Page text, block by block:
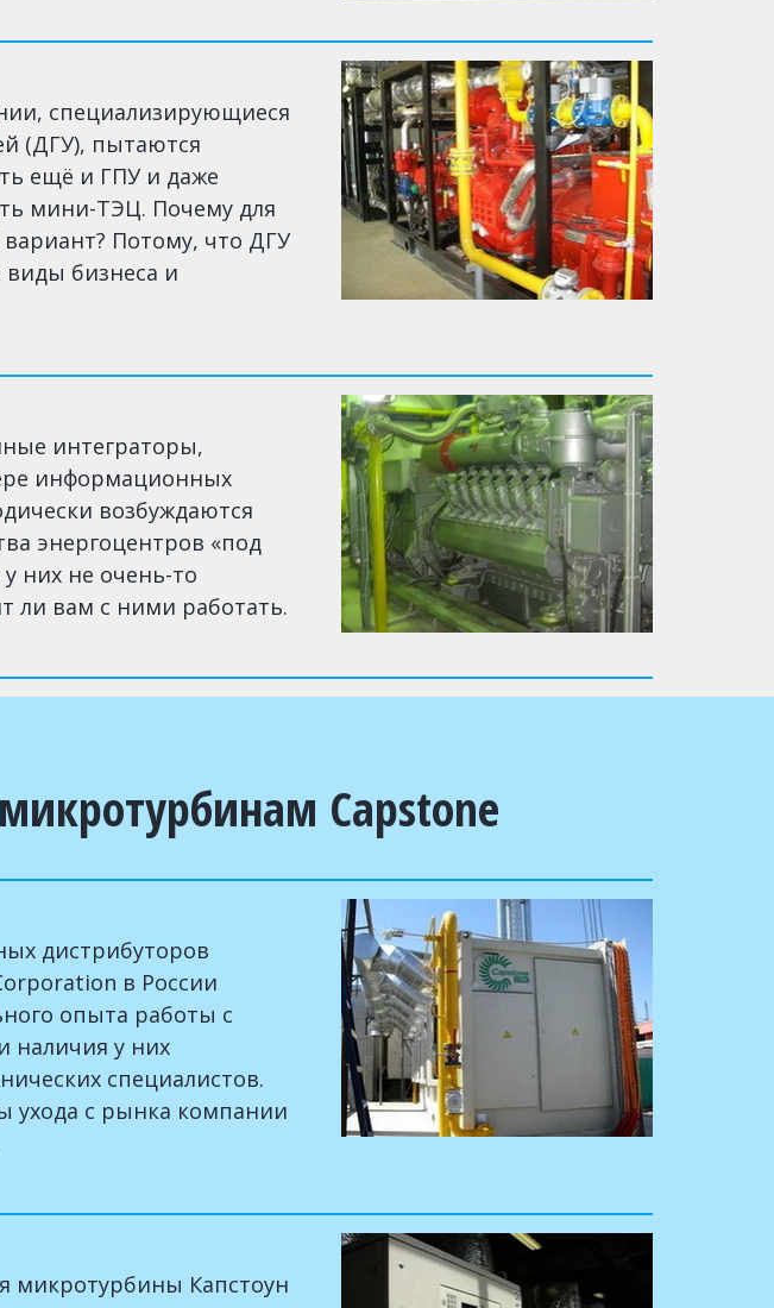
специализирующиеся
(ДГУ), пытаются
ещё и ГПУ и даже
мини-ТЭЦ. Почему для
Потому, что ДГУ
виды бизнеса и
интеграторы,
информационных
возбуждаются
энергоцентров «под
них не очень-то
ли вам с ними работать.
Capstone
дистрибуторов
в России
опыта работы с
наличия у них
специалистов.
ухода с рынка компании
микротурбины Капстоун